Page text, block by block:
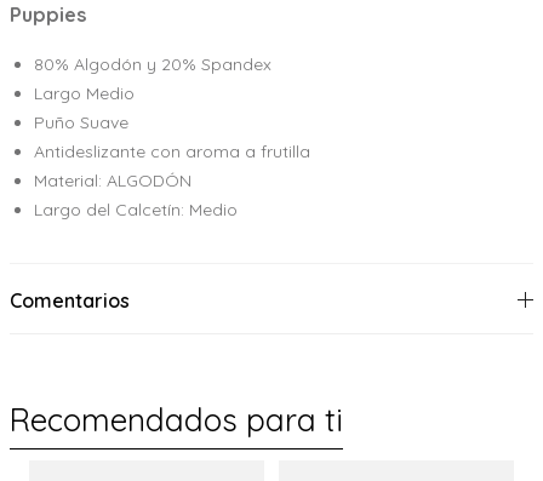
Puppies
80% Algodón y 20% Spandex
Largo Medio
Puño Suave
Antideslizante con aroma a frutilla
Material: ALGODÓN
Largo del Calcetín: Medio
Comentarios
Recomendados para ti